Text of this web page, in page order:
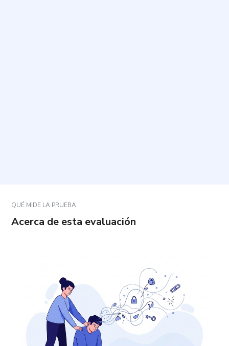
QUÉ MIDE LA PRUEBA
Acerca de esta evaluación